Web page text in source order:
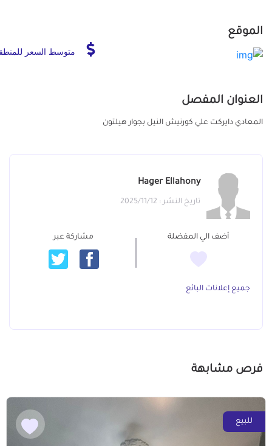
الموقع
متوسط السعر
العنوان المفصل
المعادي دايركت علي كورنيش النيل بجوار هيلتون
Hager Ellahony
تاريخ النشر : 2025/11/12
أضف الي المفضلة مشاركة عبر
جميع إعلانات البائع
فرص مشابهة
للبيع